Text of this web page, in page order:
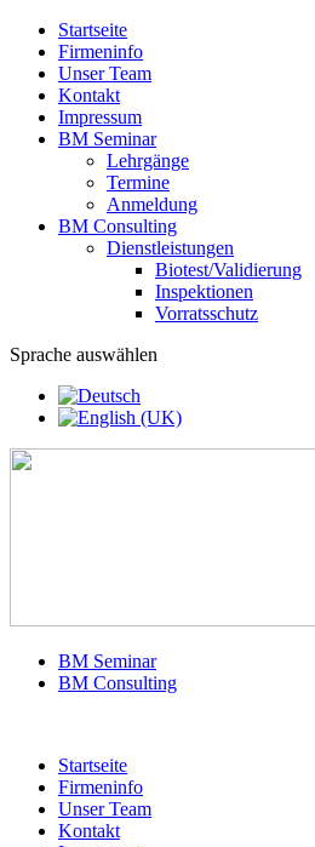
Startseite
Firmeninfo
Unser Team
Kontakt
Impressum
BM Seminar
Lehrgänge
Termine
Anmeldung
BM Consulting
Dienstleistungen
Biotest/Validierung
Inspektionen
Vorratsschutz
Sprache auswählen
BM Seminar
BM Consulting
Startseite
Firmeninfo
Unser Team
Kontakt